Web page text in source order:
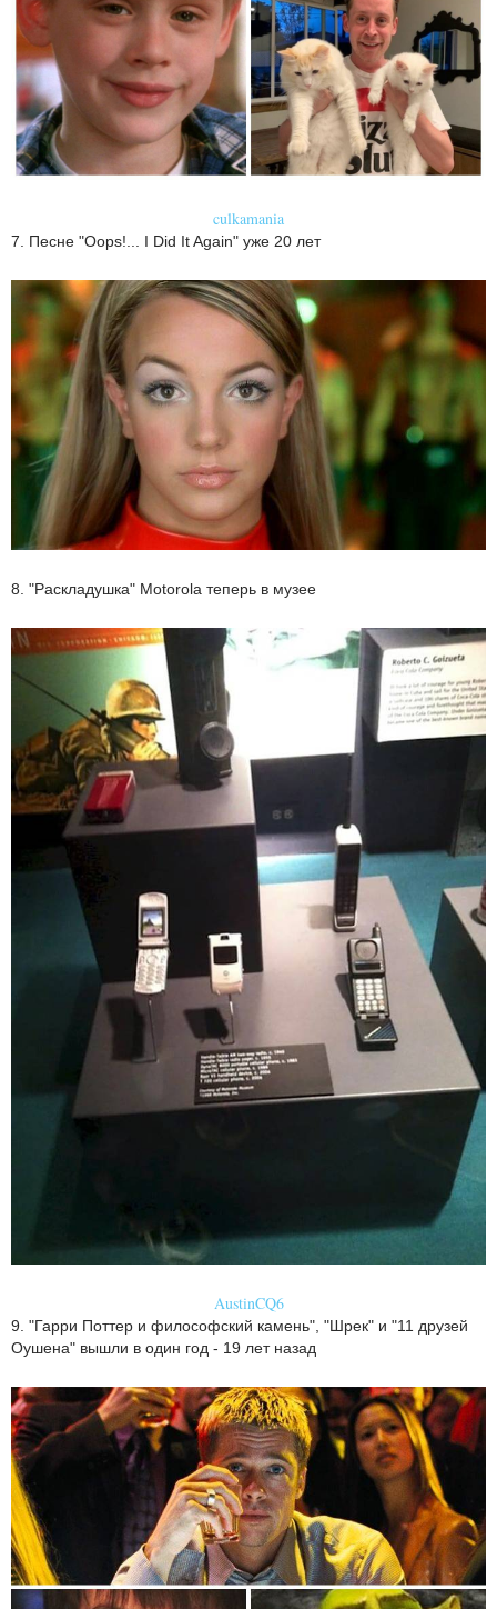
culkamania
7. Песне "Oops!... I Did It Again" уже 20 лет
8. "Раскладушка" Motorola теперь в музее
AustinCQ6
9. "Гарри Поттер и философский камень", "Шрек" и "11 друзей
Оушена" вышли в один год - 19 лет назад